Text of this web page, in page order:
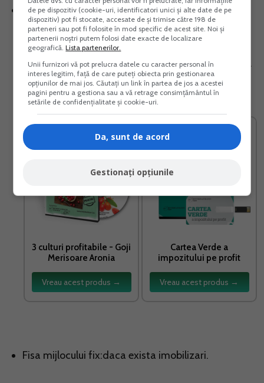
registru de evidenta fiscala: registru in care se
inregistreaza toate veniturile si cheltuielile. La
finalul fiecarui an, trebuie sa notezi totalul
veniturilor impozabile si al cheltuielilor deductibile.
Se vor folosi datele din registrul-jurnal de incasari
sip lati si din registrul-inventar.
3 culturi profitabile - Goji
Merisoare Aronia
Vreau acest produs →
Cartea Verde a
impozitului pe profit
Vreau acest produs →
Fisa mijlocului fix:daca exista imobilizari.
de pe dispozitiv (cookie-uri, identificatori unici și alte date de pe
dispozitiv) pot fi stocate, accesate de și trimise către 198 de
parteneri sau pot fi folosite în mod specific de acest site. Noi și
partenerii noștri putem folosi date exacte de localizare
geografică.Lista partenerilor.
Unii furnizori vă pot prelucra datele cu caracter personal în
interes legitim, față de care puteți obiecta prin gestionarea
opțiunilor de mai jos. Căutați un link în partea de jos a acestei
pagini pentru a gestiona sau a vă retrage consimțământul în
setările de confidențialitate și cookie-uri.
Da, sunt de acord
Gestionați opțiunile